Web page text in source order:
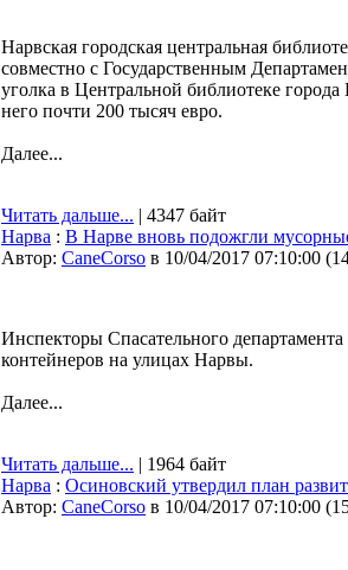
Нарвская городская центральная
совместно с Государственным
уголка в Центральной библиотеке
него почти 200 тысяч евро.
Далее...
Читать дальше... | 4347 байт
Нарва : В Нарве вновь подожгли
Автор: CaneCorso в 10/04/2017 07:10:00 (
Инспекторы Спасательного
контейнеров на улицах Нарвы.
Далее...
Читать дальше... | 1964 байт
Нарва : Осиновский утвердил план
Автор: CaneCorso в 10/04/2017 07:10:00 (